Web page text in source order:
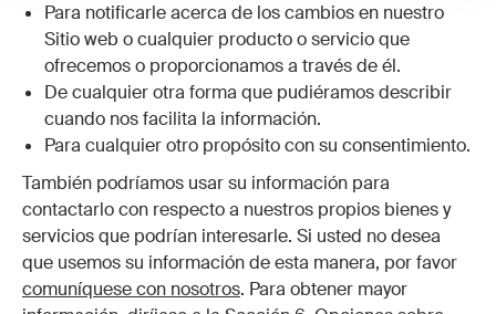
Para notificarle acerca de los cambios en nuestro
Sitio web o cualquier producto o servicio que
ofrecemos o proporcionamos a través de él.
De cualquier otra forma que pudiéramos describir
cuando nos facilita la información.
Para cualquier otro propósito con su consentimiento.
También podríamos usar su información para
contactarlo con respecto a nuestros propios bienes y
servicios que podrían interesarle. Si usted no desea
que usemos su información de esta manera, por favor
comuníquese con nosotros. Para obtener mayor